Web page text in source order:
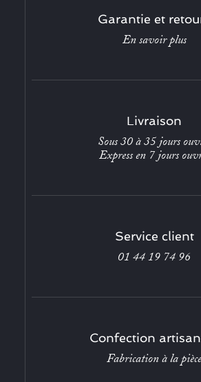
Garantie et
En savoir plus
Livraison
Sous 30 à 35 jours
Express en 7 jours
Service client
01 44 19 74 96
Confection
Fabrication à la pièce